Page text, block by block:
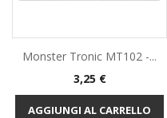
Monster Tronic MT102 -...
Prezzo
3,25 €
AGGIUNGI AL CARRELLO